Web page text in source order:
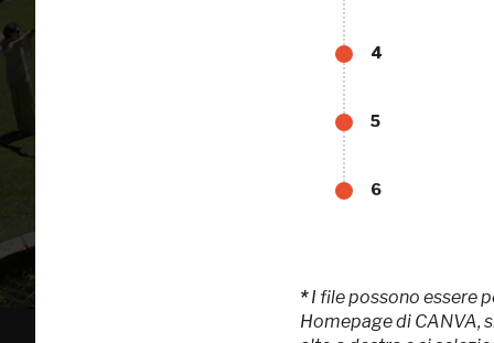
4
5
6
*I file possono essere
Homepage di CANVA,
FAI - FONDO PER L'AMBIENTE ITALIANO ETS - Via Carlo Foldi, 2 -